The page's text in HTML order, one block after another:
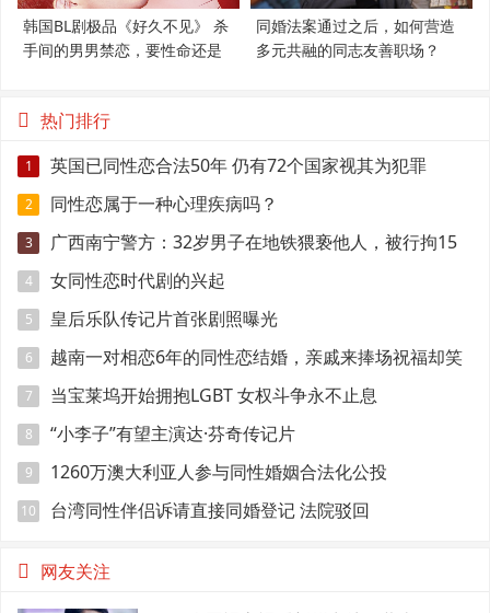
韩国BL剧极品《好久不见》 杀
手间的男男禁恋，要性命还是
同婚法案通过之后，如何营造
多元共融的同志友善职场？
热门排行
1 英国已同性恋合法50年 仍有72个国家视其为犯罪
2 同性恋属于一种心理疾病吗？
3
广西南宁警方：32岁男子在地铁猥亵他人，被行拘15
日
4 女同性恋时代剧的兴起
5 皇后乐队传记片首张剧照曝光
6
越南一对相恋6年的同性恋结婚，亲戚来捧场祝福却笑
得有点尴尬
7 当宝莱坞开始拥抱LGBT 女权斗争永不止息
8 “小李子”有望主演达·芬奇传记片
9 1260万澳大利亚人参与同性婚姻合法化公投
10 台湾同性伴侣诉请直接同婚登记 法院驳回
网友关注